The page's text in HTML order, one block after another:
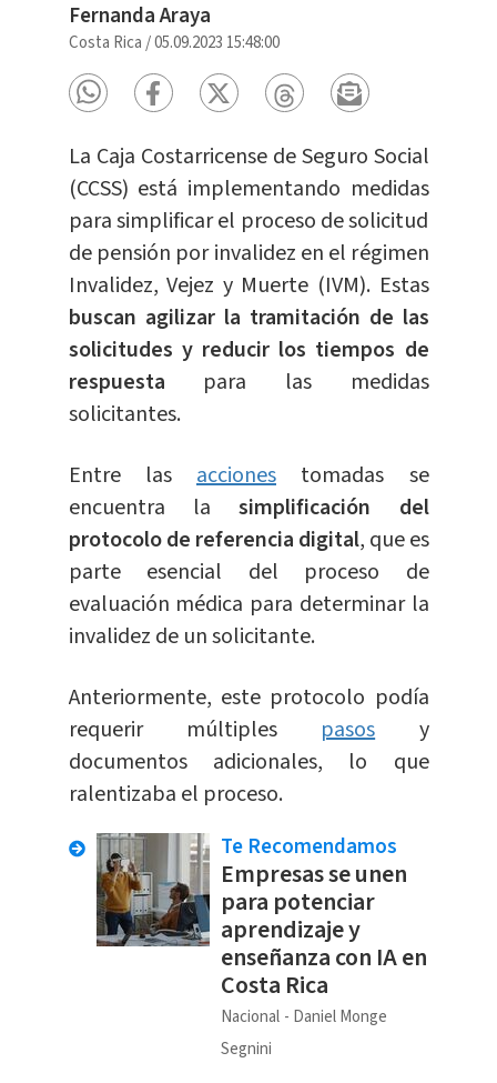
Fernanda Araya
Costa Rica /05.09.2023 15:48:00
La Caja Costarricense de Seguro Social
(CCSS) está implementando medidas
para simplificar el proceso de solicitud
de pensión por invalidez en el régimen
Invalidez, Vejez y Muerte (IVM). Estas
buscan agilizar la tramitación de las
solicitudes y reducir los tiempos de
respuesta para las medidas
solicitantes.
Entre las acciones tomadas se
encuentra lasimplificación del
protocolo de referencia digital, que es
parte esencial del proceso de
evaluación médica para determinar la
invalidez de un solicitante.
Anteriormente, este protocolo podía
requerir múltiples pasosy
documentos adicionales, lo que
ralentizaba el proceso.
Te Recomendamos
Empresas se unen
para potenciar
aprendizaje y
enseñanza con IA en
Costa Rica
Nacional
Daniel Monge
Segnini